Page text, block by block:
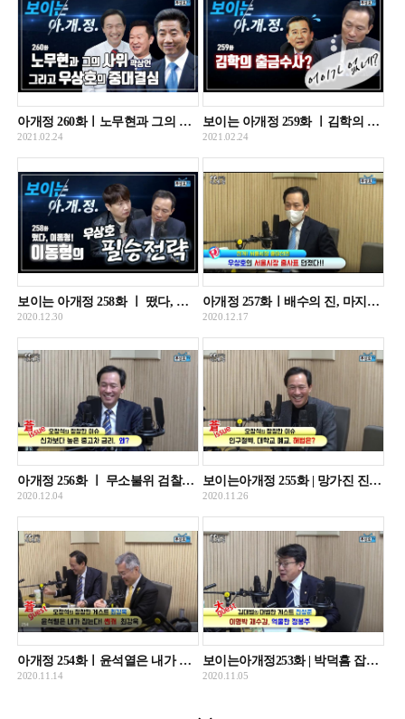
아개정 260화ㅣ노무현과 그의 사위 그리고 우상호의 결심
2021.02.24
보이는 아개정 259화 ㅣ김학의 출금 수사, 어이가 없네~
2021.02.24
보이는 아개정 258화 ㅣ 떴다, 이동형! 우상호의 필승전략!
2020.12.30
아개정 257화ㅣ배수의 진, 마지막 승부사 우상호
2020.12.17
아개정 256화 ㅣ 무소불위 검찰과 윤석열의 폭주
2020.12.04
보이는아개정 255화 | 망가진 진중권과 그리운 노회찬
2020.11.26
아개정 254화ㅣ윤석열은 내가 잡는다! 최강욱과 우상호의 역대급 케미! 최강욱 떴다!
2020.11.14
보이는아개정253화 | 박덕흠 잡는 진성준 떴다!, 주호영의 토사구팽?
2020.11.05